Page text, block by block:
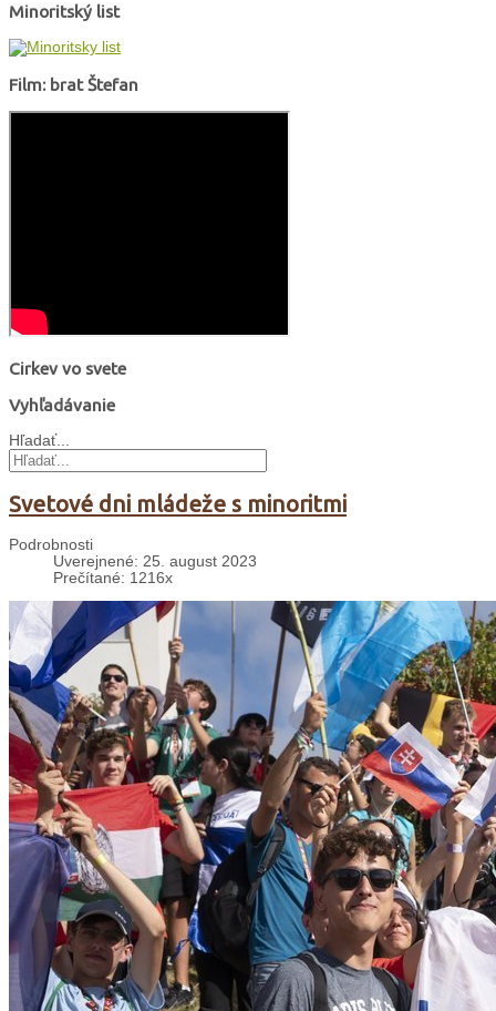
Minoritský list
Film: brat Štefan
Cirkev vo svete
Vyhľadávanie
Hľadať...
Svetové dni mládeže s minoritmi
Podrobnosti
Uverejnené: 25. august 2023
Prečítané: 1216x